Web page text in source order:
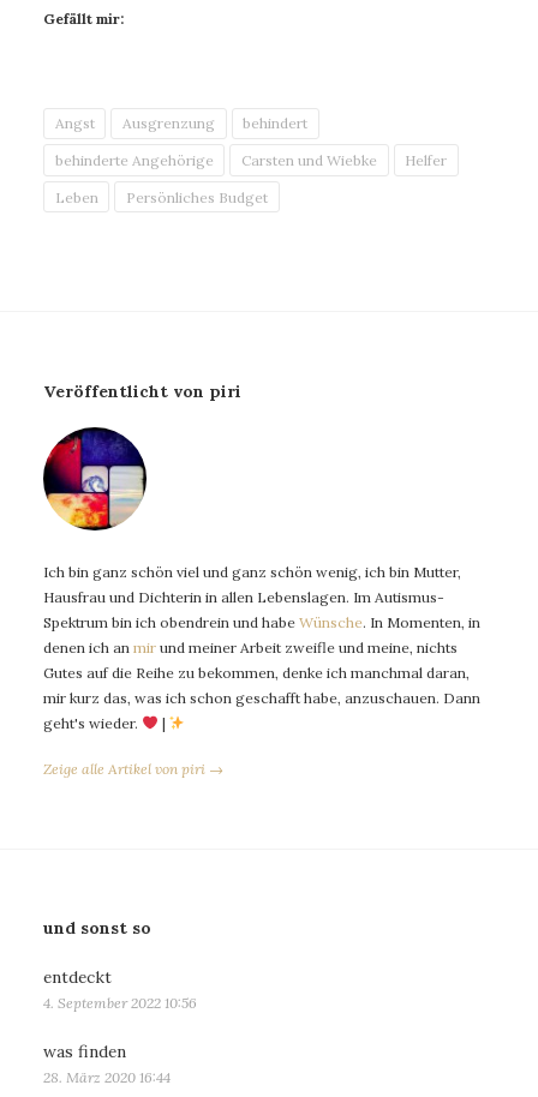
Gefällt mir:
Angst Ausgrenzung behindert
behinderte Angehörige Carsten und Wiebke Helfer
Leben Persönliches Budget
Veröffentlicht von piri
Ich bin ganz schön viel und ganz schön wenig, ich bin Mutter,
Hausfrau und Dichterin in allen Lebenslagen. Im Autismus-
Spektrum bin ich obendrein und habe Wünsche. In Momenten, in
denen ich an mir und meiner Arbeit zweifle und meine, nichts
Gutes auf die Reihe zu bekommen, denke ich manchmal daran,
mir kurz das, was ich schon geschafft habe, anzuschauen. Dann
geht's wieder.
|
Zeige alle Artikel von piri →
und sonst so
entdeckt
4. September 2022 10:56
was finden
28. März 2020 16:44